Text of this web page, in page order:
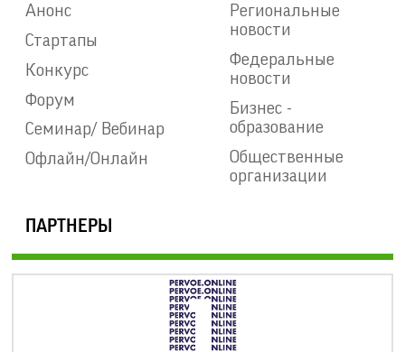
Анонс
Стартапы
Конкурс
Форум
Семинар/ Вебинар
Офлайн/Онлайн
Региональные
новости
Федеральные
новости
Бизнес -
образование
Общественные
организации
ПАРТНЕРЫ